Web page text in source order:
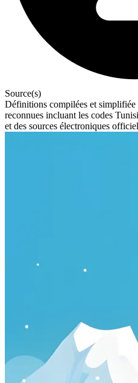
Source(s)
Définitions compilées et simplifiée
reconnues incluant les codes
et des sources électroniques